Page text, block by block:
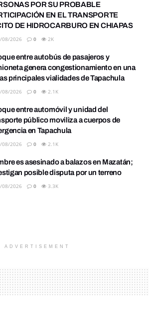
POR SU PROBABLE
EN EL TRANSPORTE
DE HIDROCARBURO EN CHIAPAS
08/2026 0 2K
entre autobús de pasajeros y
genera congestionamiento en una
principales vialidades de Tapachula
08/2026 0 2.1K
entre automóvil y unidad del
público moviliza a cuerpos de
en Tapachula
08/2026 0 2.1K
es asesinado a balazos en Mazatán;
posible disputa por un terreno
08/2026 0 3.3K
ADVERTISEMENT